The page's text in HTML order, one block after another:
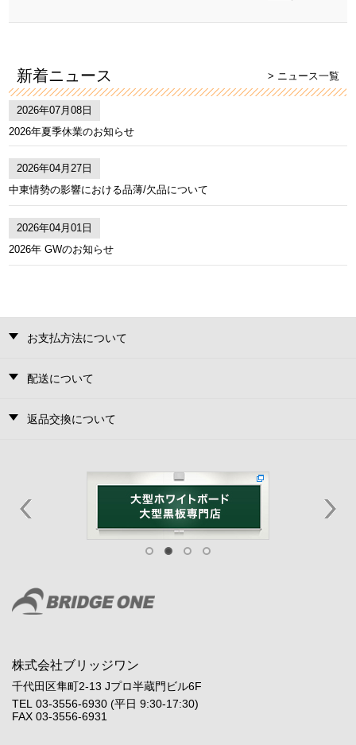
新着ニュース > ニュース一覧
2026年07月08日
2026年夏季休業のお知らせ
2026年04月27日
中東情勢の影響における品薄/欠品について
2026年04月01日
2026年 GWのお知らせ
お支払方法について
配送について
返品交換について
株式会社ブリッジワン
千代田区隼町2-13 Jプロ半蔵門ビル6F
TEL 03-3556-6930 (平日 9:30-17:30)
FAX 03-3556-6931